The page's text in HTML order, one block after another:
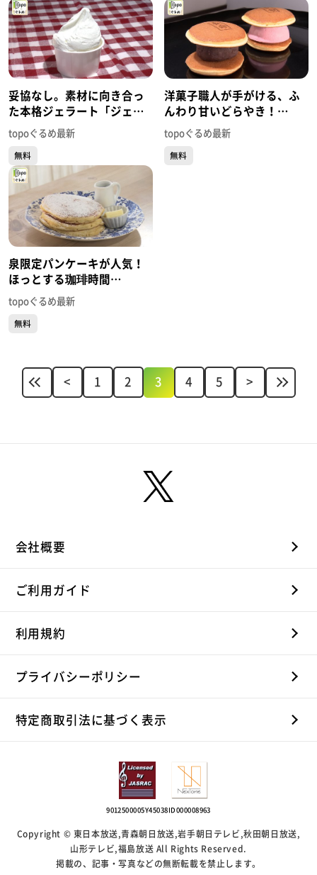
妥協なし。素材に向き合っ
た本格ジェラート「ジェラ
テリア リベルタ」（泉区泉
中央）#432【topoぐるめ】
topoぐるめ最新
無料
洋菓子職人が手がける、ふ
んわり甘いどらやき！
「Sweets Shop OZZY」
（泉区長命ヶ丘）
#431【topoぐるめ】
topoぐるめ最新
無料
泉限定パンケーキが人気！
ほっとする珈琲時間
「HONOKA COFFEE泉店」
（泉区大沢）#430【topoぐ
るめ】
topoぐるめ最新
無料
< 1 2 3 4 5 >
会社概要
ご利用ガイド
利用規約
プライバシーポリシー
特定商取引法に基づく表示
9012500005Y45038 ID000008963
Copyright © 東日本放送,青森朝日放送,岩手朝日テレビ,秋田朝日放送,
山形テレビ,福島放送 All Rights Reserved.
掲載の、記事・写真などの無断転載を禁止します。